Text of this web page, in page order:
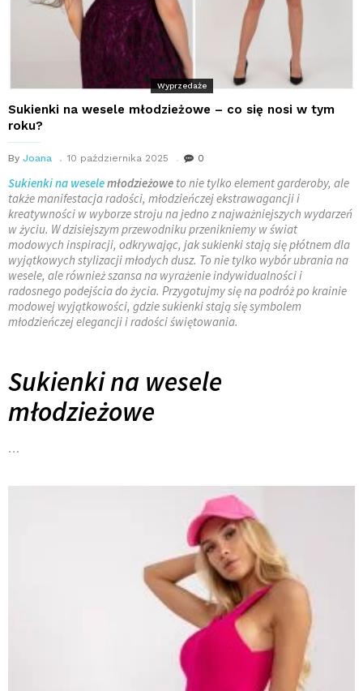
Wyprzedaże
Sukienki na wesele młodzieżowe – co się nosi w tym
roku?
By Joana 10 października 2025 0
Sukienki na weselemłodzieżowe to nie tylko element garderoby, ale
także manifestacja radości, młodzieńczej ekstrawagancji i
kreatywności w wyborze stroju na jedno z najważniejszych wydarzeń
w życiu. W dzisiejszym przewodniku przenikniemy w świat
modowych inspiracji, odkrywając, jak sukienki stają się płótnem dla
wyjątkowych stylizacji młodych dusz. To nie tylko wybór ubrania na
wesele, ale również szansa na wyrażenie indywidualności i
radosnego podejścia do życia. Przygotujmy się na podróż po krainie
modowej wyjątkowości, gdzie sukienki stają się symbolem
młodzieńczej elegancji i radości świętowania.
Sukienki na wesele
młodzieżowe
…